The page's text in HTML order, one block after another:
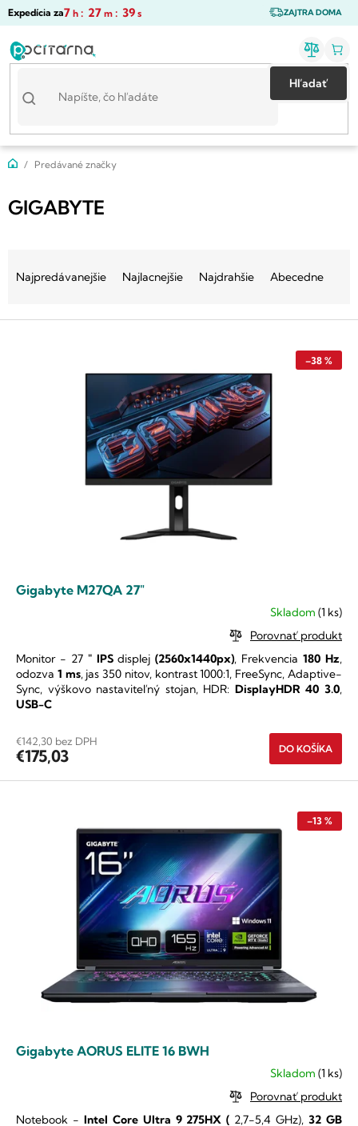
Prejsť
ZAJTRA DOMA
Expedícia za7 h : 27 m : 38 s
Hľadať
DomovPredávané značky
GIGABYTE
Najpredávanejšie Najlacnejšie Najdrahšie Abecedne
V
–38 %
Gigabyte M27QA 27"
je
5,0
z
5
Skladom(1 ks)
Porovnať produkt
€142,30 bez DPH
€175,03 DO KOŠÍKA
Monitor - 27 " IPSdisplej(2560x1440px), Frekvencia180 Hz,
odozva 1 ms, jas 350 nitov, kontrast 1000:1, FreeSync, Adaptive-
Sync, výškovo nastaviteľný stojan, HDR: DisplayHDR 40 3.0,
USB-C
–13 %
Gigabyte AORUS ELITE 16 BWH
je
Skladom(1 ks)
Porovnať produkt
Notebook - Intel Core Ultra 9 275HX ( 2,7-5,4 GHz),32 GB